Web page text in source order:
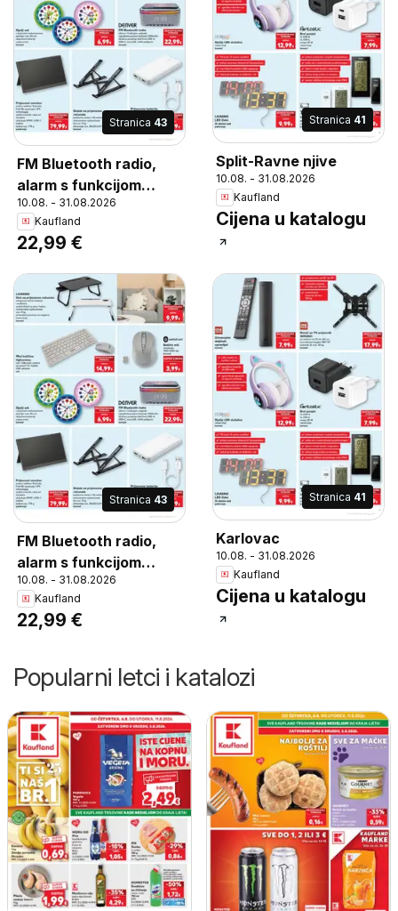
Stranica 43
FM Bluetooth radio,
alarm s funkcijom
odgode, ugrađena
punjiva baterija
1200mAh, bežično
punjenje telefona USB-
A,, USB-C, microSD i
AUX priključci, komad
10.08. - 31.08.2026
Kaufland
22,99 €
Stranica 41
Split-Ravne njive
10.08. - 31.08.2026
Kaufland
Cijena u katalogu
Stranica 43
FM Bluetooth radio,
alarm s funkcijom
odgode, ugrađena
punjiva baterija
1200mAh, bežično
A,, USB-C, microSD i
AUX priključci, komad
10.08. - 31.08.2026
Kaufland
22,99 €
Stranica 41
Karlovac
10.08. - 31.08.2026
Kaufland
Cijena u katalogu
Popularni letci i katalozi